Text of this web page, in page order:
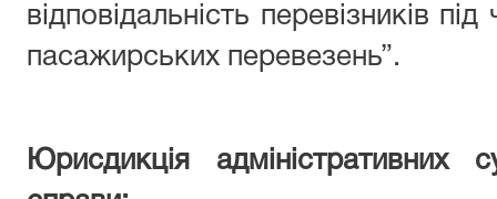
відповідальність перевізників
пасажирських перевезень”.
Юрисдикція